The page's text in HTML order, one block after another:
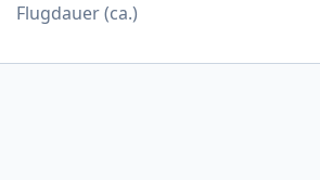
Flugdauer (ca.)